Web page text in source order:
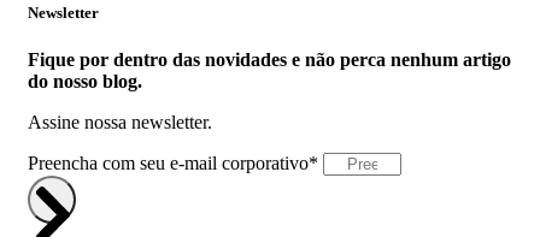
Newsletter
Fique por dentro das novidades e não perca nenhum artigo
do nosso blog.
Assine nossa newsletter.
Preencha com seu e-mail corporativo*